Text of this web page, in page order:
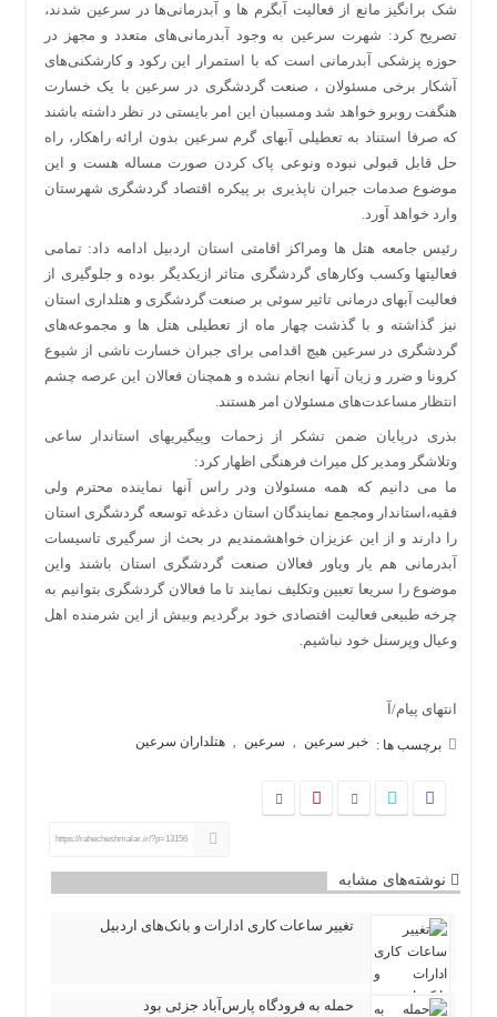
شک برانگیز مانع از فعالیت آبگرم ها و آبدرمانی‌ها در سرعین شدند،
تصریح کرد: شهرت سرعین به وجود آبدرمانی‌های متعدد و مجهز در
حوزه پزشکی آبدرمانی است که با استمرار این رکود و کارشکنی‌های
آشکار برخی مسئولان ، صنعت گردشگری در سرعین با یک خسارت
هنگفت روبرو خواهد شد ومسببان این امر بایستی در نظر داشته باشند
که صرفا استناد به تعطیلی آبهای گرم سرعین بدون ارائه راهکار، راه
حل قابل قبولی نبوده ونوعی پاک کردن صورت مساله هست و این
موضوع صدمات جبران ناپذیری بر پیکره اقتصاد گردشگری شهرستان
وارد خواهد آورد.
رئیس جامعه هتل ها ومراکز اقامتی استان اردبیل ادامه داد: تمامی
فعالیتها وکسب وکارهای گردشگری متاثر ازیکدیگر بوده و جلوگیری از
فعالیت آبهای درمانی تاثیر سوئی بر صنعت گردشگری و هتلداری استان
نیز گذاشته و با گذشت چهار ماه از تعطیلی هتل ها و مجموعه‌های
گردشگری در سرعین هیچ اقدامی برای جبران خسارت ناشی از شیوع
کرونا و ضرر و زیان آنها انجام نشده و همچنان فعالان این عرصه چشم
انتظار مساعدت‌های مسئولان امر هستند.
بذری درپایان ضمن تشکر از زحمات وپیگیریهای استاندار ساعی
وتلاشگر ومدیر کل میراث فرهنگی اظهار کرد:
ما می دانیم که همه مسئولان ودر راس آنها نماینده محترم ولی
فقیه،استاندار ومجمع نمایندگان استان دغدغه توسعه گردشگری استان
را دارند و از این عزیزان خواهشمندیم در بحث از سرگیری تاسیسات
آبدرمانی هم یار ویاور فعالان صنعت گردشگری استان باشند واین
موضوع را سریعا تعیین وتکلیف نمایند تا ما فعالان گردشگری بتوانیم به
چرخه طبیعی فعالیت اقتصادی خود برگردیم وبیش از این شرمنده اهل
وعیال وپرسنل خود نباشیم.
انتهای پیام/آ
برچسب ها : خبر سرعین , سرعین , هتلداران سرعین
https://rahecheshmalar.ir/?p=13156
نوشته‌های مشابه
تغییر ساعات کاری ادارات و بانک‌های اردبیل
حمله به فرودگاه پارس‌‌آباد جزئی بود